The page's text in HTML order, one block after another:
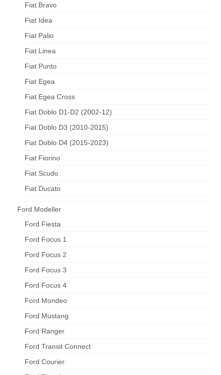
Fiat Bravo
Fiat Idea
Fiat Palio
Fiat Linea
Fiat Punto
Fiat Egea
Fiat Egea Cross
Fiat Doblo D1-D2 (2002-12)
Fiat Doblo D3 (2010-2015)
Fiat Doblo D4 (2015-2023)
Fiat Fiorino
Fiat Scudo
Fiat Ducato
Ford Modeller
Ford Fiesta
Ford Focus 1
Ford Focus 2
Ford Focus 3
Ford Focus 4
Ford Mondeo
Ford Mustang
Ford Ranger
Ford Transit Connect
Ford Courier